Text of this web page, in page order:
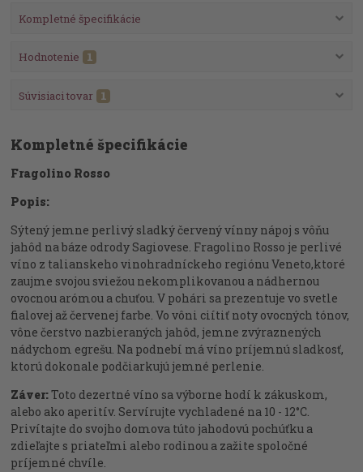
Kompletné špecifikácie
Hodnotenie 1
Súvisiaci tovar 1
Kompletné špecifikácie
Fragolino Rosso
Popis:
Sýtený jemne perlivý sladký červený vínny nápoj s vôňu
jahôd na báze odrody Sagiovese. Fragolino Rosso je perlivé
víno z talianskeho vinohradníckeho regiónu Veneto,ktoré
zaujme svojou sviežou nekomplikovanou a nádhernou
ovocnou arómou a chuťou. V pohári sa prezentuje vo svetle
fialovej až červenej farbe. Vo vôni ciítiť noty ovocných tónov,
vône čerstvo nazbieraných jahôd, jemne zvýraznených
nádychom egrešu. Na podnebí má víno príjemnú sladkosť,
ktorú dokonale podčiarkujú jemné perlenie.
Záver:Toto dezertné víno sa výborne hodí k zákuskom,
alebo ako aperitív. Servírujte vychladené na 10 - 12°C.
Privítajte do svojho domova túto jahodovú pochúťku a
zdieľajte s priateľmi alebo rodinou a zažite spoločné
príjemné chvíle.